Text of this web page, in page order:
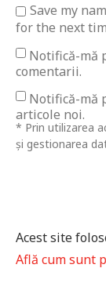
Save my
for the next
Notifică-mă
comentarii.
Notifică-mă
articole noi.
* Prin utilizarea
și gestionarea
Acest site
Află cum sunt